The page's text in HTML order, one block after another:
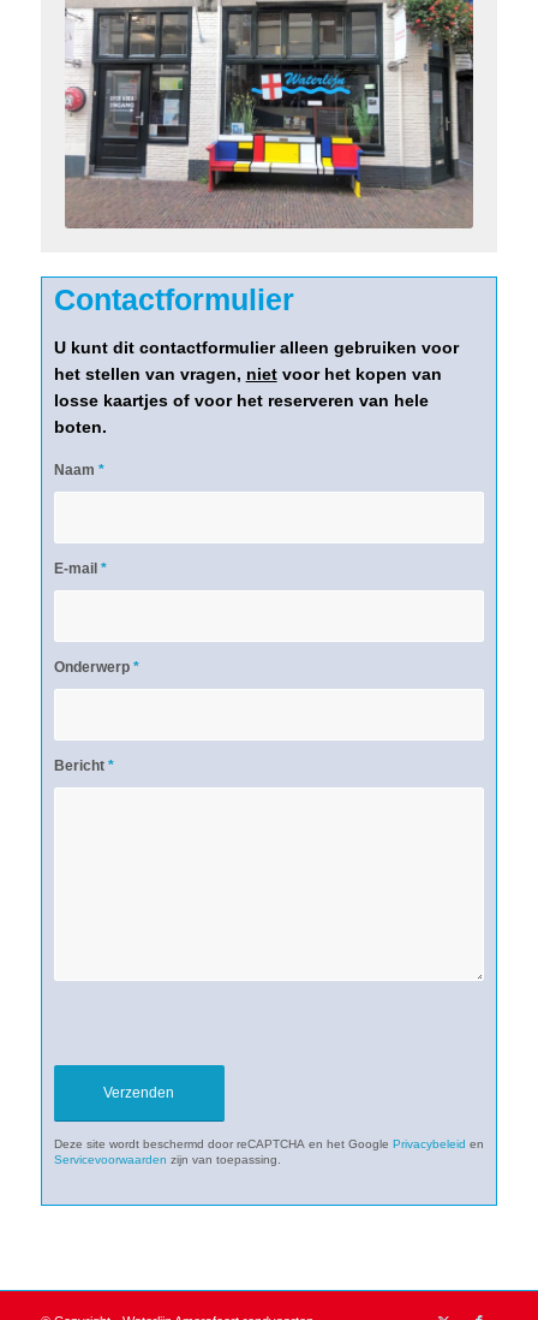
Contactformulier
U kunt dit contactformulier alleen gebruiken voor
het stellen van vragen, nietvoor het kopen van
losse kaartjes of voor het reserveren van hele
boten.
Naam *
E-mail *
Onderwerp *
Bericht *
Deze site wordt beschermd door reCAPTCHA en het Google Privacybeleid en
Servicevoorwaarden zijn van toepassing.